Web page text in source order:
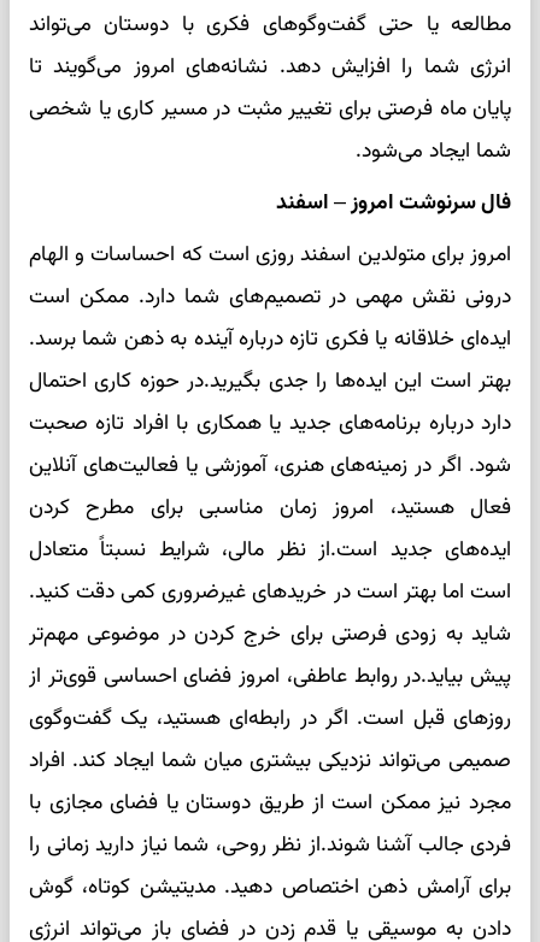
مطالعه یا حتی گفت‌وگوهای فکری با دوستان می‌تواند
انرژی شما را افزایش دهد. نشانه‌های امروز می‌گویند تا
پایان ماه فرصتی برای تغییر مثبت در مسیر کاری یا شخصی
شما ایجاد می‌شود.
فال سرنوشت امروز – اسفند
امروز برای متولدین اسفند روزی است که احساسات و الهام
درونی نقش مهمی در تصمیم‌های شما دارد. ممکن است
ایده‌ای خلاقانه یا فکری تازه درباره آینده به ذهن شما برسد.
بهتر است این ایده‌ها را جدی بگیرید.در حوزه کاری احتمال
دارد درباره برنامه‌های جدید یا همکاری با افراد تازه صحبت
شود. اگر در زمینه‌های هنری، آموزشی یا فعالیت‌های آنلاین
فعال هستید، امروز زمان مناسبی برای مطرح کردن
ایده‌های جدید است.از نظر مالی، شرایط نسبتاً متعادل
است اما بهتر است در خریدهای غیرضروری کمی دقت کنید.
شاید به زودی فرصتی برای خرج کردن در موضوعی مهم‌تر
پیش بیاید.در روابط عاطفی، امروز فضای احساسی قوی‌تر از
روزهای قبل است. اگر در رابطه‌ای هستید، یک گفت‌وگوی
صمیمی می‌تواند نزدیکی بیشتری میان شما ایجاد کند. افراد
مجرد نیز ممکن است از طریق دوستان یا فضای مجازی با
فردی جالب آشنا شوند.از نظر روحی، شما نیاز دارید زمانی را
برای آرامش ذهن اختصاص دهید. مدیتیشن کوتاه، گوش
دادن به موسیقی یا قدم زدن در فضای باز می‌تواند انرژی